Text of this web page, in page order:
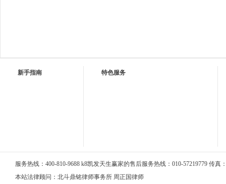
新手指南 特色服务
服务热线：400-810-9688 k8凯发天生赢家的售后服务热线：010-57219779 传真
本站法律顾问：北斗鼎铭律师事务所 周正国律师